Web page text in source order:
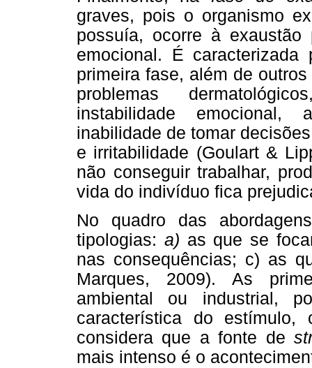
graves, pois o organismo
possuía, ocorre à
emocional. É
primeira fase, além de
problemas
instabilidade emocional,
inabilidade de tomar
e irritabilidade (Goulart &
não conseguir trabalhar,
vida do indivíduo fica
No quadro das
tipologias: a) as que se
nas consequências; c) as
Marques, 2009). As
ambiental ou industrial,
característica do estímulo,
considera que a fonte de
mais intenso é o